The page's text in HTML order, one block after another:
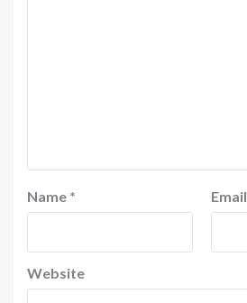
Name * Email
Website